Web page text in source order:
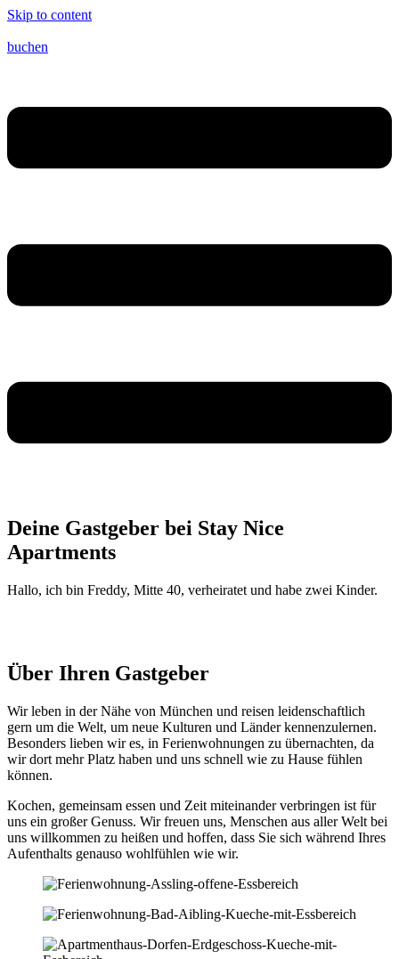
Skip to content
buchen
Deine Gastgeber bei Stay Nice
Apartments
Hallo, ich bin Freddy, Mitte 40, verheiratet und habe zwei Kinder.
Über Ihren Gastgeber
Wir leben in der Nähe von München und reisen leidenschaftlich
gern um die Welt, um neue Kulturen und Länder kennenzulernen.
Besonders lieben wir es, in Ferienwohnungen zu übernachten, da
wir dort mehr Platz haben und uns schnell wie zu Hause fühlen
können.
Kochen, gemeinsam essen und Zeit miteinander verbringen ist für
uns ein großer Genuss. Wir freuen uns, Menschen aus aller Welt bei
uns willkommen zu heißen und hoffen, dass Sie sich während Ihres
Aufenthalts genauso wohlfühlen wie wir.